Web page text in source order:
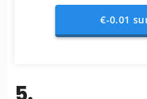
€-0.01